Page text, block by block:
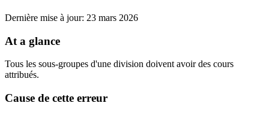
Dernière mise à jour: 23 mars 2026
At a glance
Tous les sous-groupes d'une division doivent avoir des cours
attribués.
Cause de cette erreur